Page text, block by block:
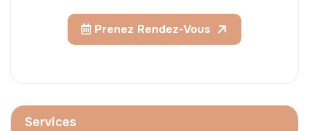
Prenez Rendez-Vous
Services